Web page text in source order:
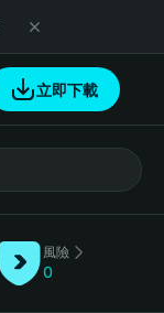
立即下載
風險
0